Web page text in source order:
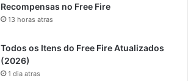
Recompensas no Free Fire
13 horas atras
Todos os Itens do Free Fire Atualizados
(2026)
1 dia atras